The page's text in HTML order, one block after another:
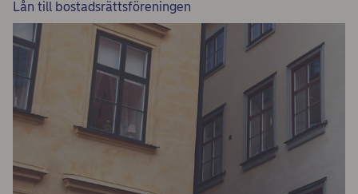
Lån till bostadsrättsföreningen